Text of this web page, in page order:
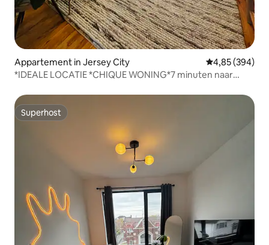
Appartement in Jersey City Gemiddelde
4,85 (394)
*IDEALE LOCATIE *CHIQUE WONING*7 minuten naar
Superhost
Superhost